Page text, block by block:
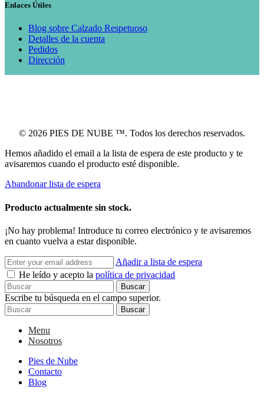
Enlaces Útiles
Blog sobre Calzado Respetuoso
Detalles de la cuenta
Pedidos
Dirección
© 2026 PIES DE NUBE ™. Todos los derechos reservados.
Hemos añadido el email a la lista de espera de este producto y te
avisaremos cuando el producto esté disponible.
Abandonar lista de espera
Producto actualmente sin stock.
¡No hay problema! Introduce tu correo electrónico y te avisaremos
en cuanto vuelva a estar disponible.
Añadir a lista de espera
He leído y acepto la política de privacidad
Buscar
Escribe tu búsqueda en el campo superior.
Buscar
Menu
Nosotros
Pies de Nube
Contacto
Blog